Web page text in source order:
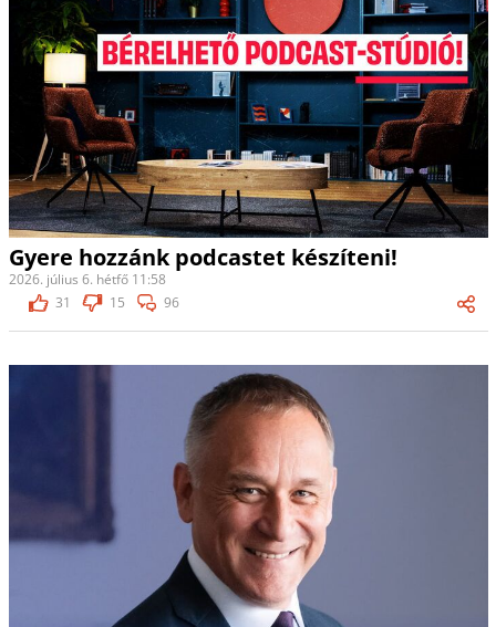
Gyere hozzánk podcastet készíteni!
2026. július 6. hétfő 11:58
31
15 96